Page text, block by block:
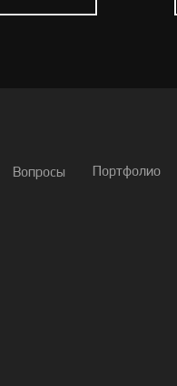
Вопросы Портфолио